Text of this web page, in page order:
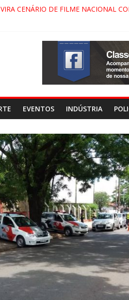
CENÁRIO DE FILME NACIONAL
APARECIDA NA DUTRA SERÁ
PINDAMONHANGABA E QUELUZ NA
EVENTOS INDÚSTRIA